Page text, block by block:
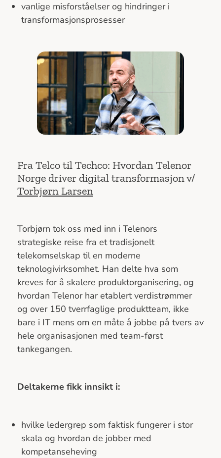
vanlige misforståelser og hindringer i
transformasjonsprosesser
Fra Telco til Techco: Hvordan Telenor
Norge driver digital transformasjon v/
Torbjørn Larsen
Torbjørn tok oss med inn i Telenors
strategiske reise fra et tradisjonelt
telekomselskap til en moderne
teknologivirksomhet. Han delte hva som
kreves for å skalere produktorganisering, og
hvordan Telenor har etablert verdistrømmer
og over 150 tverrfaglige produktteam, ikke
bare i IT mens om en måte å jobbe på tvers av
hele organisasjonen med team-først
tankegangen.
Deltakerne fikk innsikt i:
hvilke ledergrep som faktisk fungerer i stor
skala og hvordan de jobber med
kompetanseheving